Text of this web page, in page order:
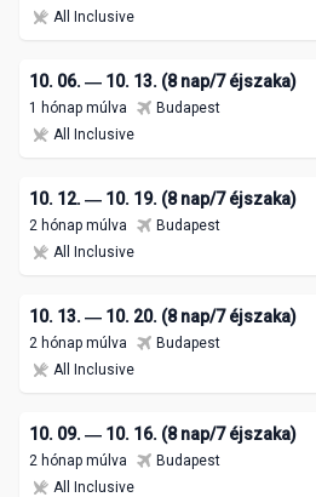
All Inclusive
10. 06. ― 10. 13. (8 nap/7 éjszaka)
1 hónap múlva
Budapest
All Inclusive
10. 12. ― 10. 19. (8 nap/7 éjszaka)
2 hónap múlva
Budapest
All Inclusive
10. 13. ― 10. 20. (8 nap/7 éjszaka)
2 hónap múlva
Budapest
All Inclusive
10. 09. ― 10. 16. (8 nap/7 éjszaka)
2 hónap múlva
Budapest
All Inclusive